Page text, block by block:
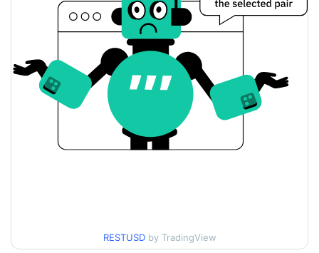
Apertura/cierre de ayer
$0,00038609895
Cambio de ayer
Volumen de ayer $1479,2503
Historial de precios de REST
RESTUSD by TradingView